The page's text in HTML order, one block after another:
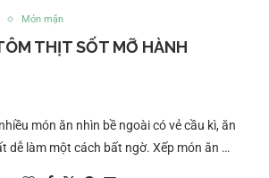
Món mặn
THỊT SỐT MỠ HÀNH
món ăn nhìn bề ngoài có vẻ cầu kì, ăn
dễ làm một cách bất ngờ. Xếp món ăn …